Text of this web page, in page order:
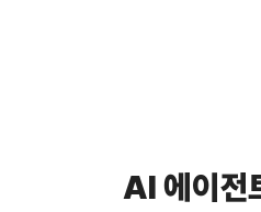
AI 에이전